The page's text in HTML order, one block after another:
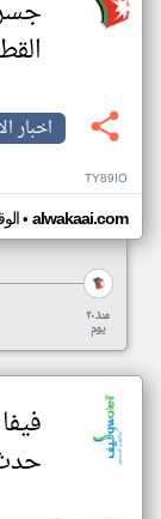
اخبار
TY89IO
• alwakaai.com
منذ ٢٠
يوم